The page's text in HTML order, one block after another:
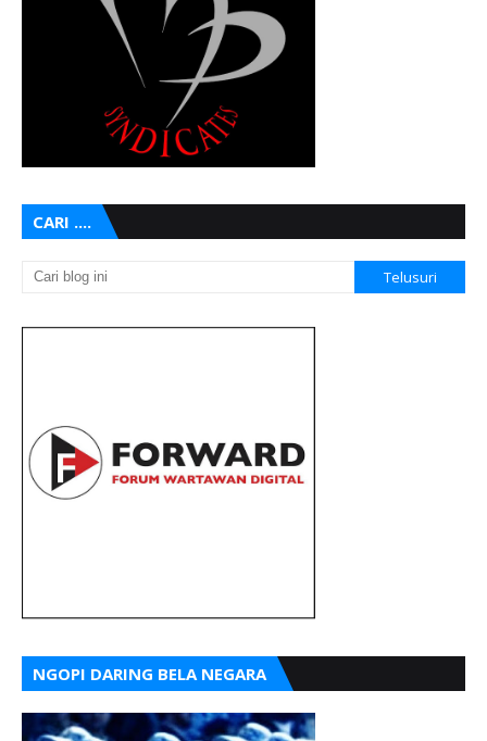
CARI ....
NGOPI DARING BELA NEGARA